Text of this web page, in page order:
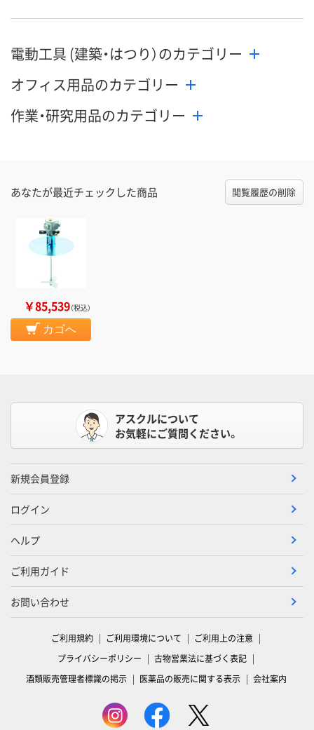
お届け日 8月25日（火）まで 8月25日（火）まで 8月25日（火）
数量
カゴへ
数量
カゴへ
数量
電動工具 (建築・はつり）のカテゴリー
オフィス用品のカテゴリー
作業・研究用品のカテゴリー
あなたが最近チェックした商品 閲覧履歴の削除
￥85,539（税込）
カゴへ
アスクルについて
お気軽にご質問ください。
新規会員登録
ログイン
ヘルプ
ご利用ガイド
お問い合わせ
ご利用規約 ご利用環境について
ご利用上の注意
プライバシーポリシー
古物営業法に基づく表記
酒類販売管理者標識の掲示
医薬品の販売に関する表示 会社案内